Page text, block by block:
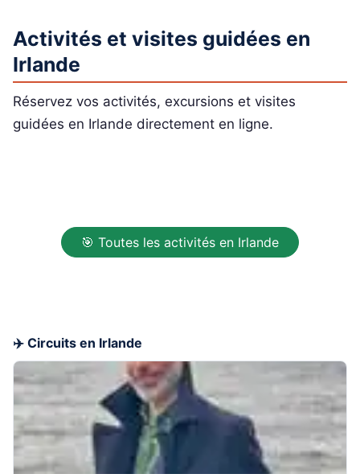
Activités et visites guidées en
Irlande
Réservez vos activités, excursions et visites
guidées en Irlande directement en ligne.
🎯 Toutes les activités en Irlande
✈️ Circuits en Irlande